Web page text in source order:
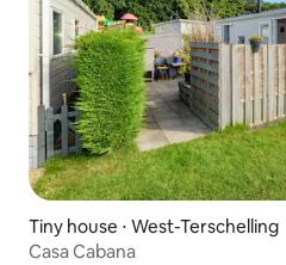
Tiny house ⋅ West-Terschelling
Casa Cabana